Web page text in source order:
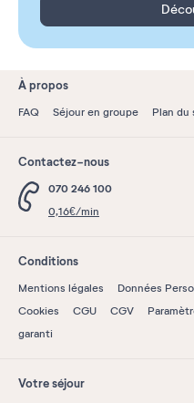
À propos
FAQ Séjour en groupe Plan du
Contactez-nous
070 246 100
0,16€/min
Conditions
Mentions légales
Données
Cookies
CGU CGV
garanti
Votre séjour